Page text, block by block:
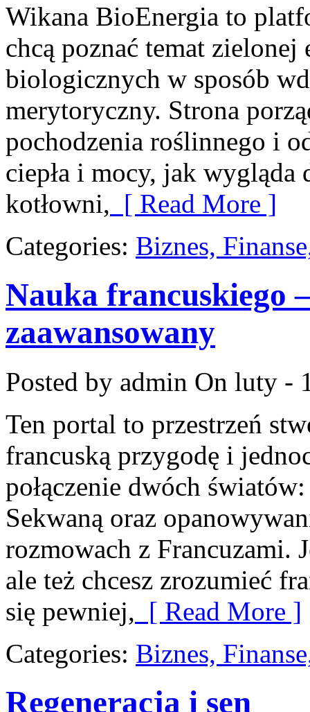
Wikana BioEnergia to
chcą poznać temat
biologicznych w sposób
merytoryczny. Strona
pochodzenia roślinnego i
ciepła i mocy, jak wygląda
kotłowni, [ Read More ]
Categories: Biznes,
Nauka francuskiego
zaawansowany
Posted by admin On luty -
Ten portal to przestrzeń
francuską przygodę i
połączenie dwóch
Sekwaną oraz
rozmowach z Francuzami.
ale też chcesz zrozumieć
się pewniej, [ Read More ]
Categories: Biznes,
Regeneracja i sen